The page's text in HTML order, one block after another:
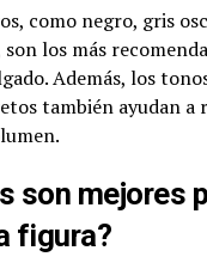
como negro, gris
los más
Además, los
también ayudan a
son mejores
figura?